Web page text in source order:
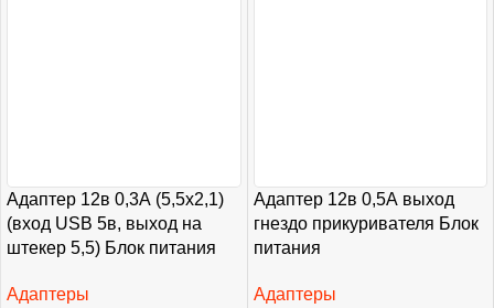
Адаптер 12в 0,3А (5,5х2,1)
(вход USB 5в, выход на
штекер 5,5) Блок питания
Адаптеры
Адаптер 12в 0,5А выход
гнездо прикуривателя Блок
питания
Адаптеры